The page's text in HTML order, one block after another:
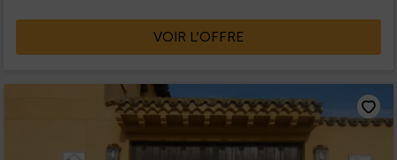
VOIR L’OFFRE